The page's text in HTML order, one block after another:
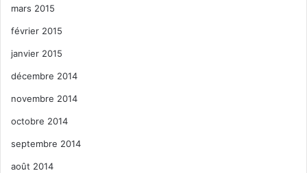
mars 2015
février 2015
janvier 2015
décembre 2014
novembre 2014
octobre 2014
septembre 2014
août 2014